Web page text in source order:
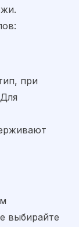
при
выбирайте